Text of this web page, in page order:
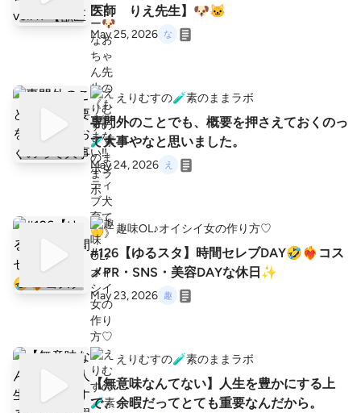
医師 りえ先生】🐶🐱
May 25, 2026
えりむすの🧪素のままラボ
専門外のことでも、概要を押さえておくのっ
て大事やなと思いました。
May 24, 2026
趣味OL♪オイシイ女の作り方♡
#126【ゆるスタ】時間セレブDAY🤣❤️‍🔥コス
メPR・SNS・美容DAYな休日✨
May 23, 2026
えりむすの🧪素のままラボ
【無意味なんてない】人生を豊かにする上
で、余暇だってとても重要なんだから。